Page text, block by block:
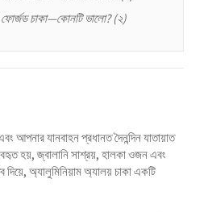
ফোর্জড চাকা—কোনটি ভালো? (২)
আপনার যানবাহন প্রধানত দৈনন্দিন যাতায়াত
হয়, জ্বালানি সাশ্রয়, হালকা ওজন এবং
দিয়ে, অ্যালুমিনিয়াম অ্যালয় চাকা একটি
كوردی‎
ಕನ್ನಡ